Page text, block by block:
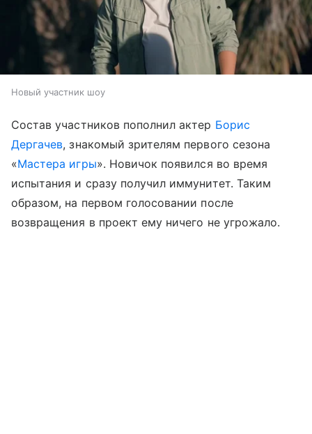
Новый участник шоу
Состав участников пополнил актер Борис
Дергачев, знакомый зрителям первого сезона
«Мастера игры». Новичок появился во время
испытания и сразу получил иммунитет. Таким
образом, на первом голосовании после
возвращения в проект ему ничего не угрожало.